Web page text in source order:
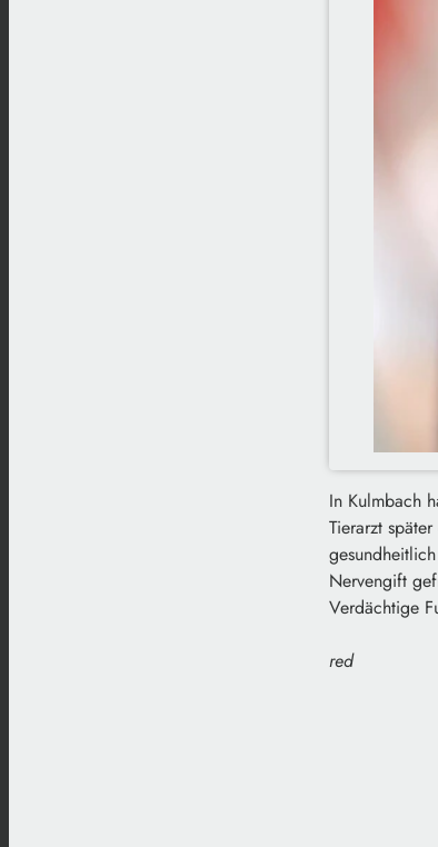
In Kulmbach
Tierarzt
Nervengift
Verdächtige
red